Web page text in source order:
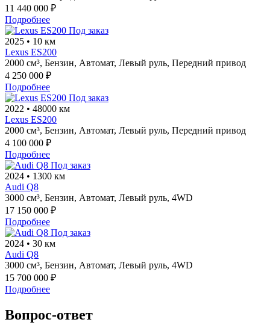
11 440 000 ₽
Подробнее
Под заказ
2025 • 10 км
Lexus ES200
2000 см³, Бензин, Автомат, Левый руль, Передний привод
4 250 000 ₽
Подробнее
Под заказ
2022 • 48000 км
Lexus ES200
2000 см³, Бензин, Автомат, Левый руль, Передний привод
4 100 000 ₽
Подробнее
Под заказ
2024 • 1300 км
Audi Q8
3000 см³, Бензин, Автомат, Левый руль, 4WD
17 150 000 ₽
Подробнее
Под заказ
2024 • 30 км
Audi Q8
3000 см³, Бензин, Автомат, Левый руль, 4WD
15 700 000 ₽
Подробнее
Вопрос-ответ